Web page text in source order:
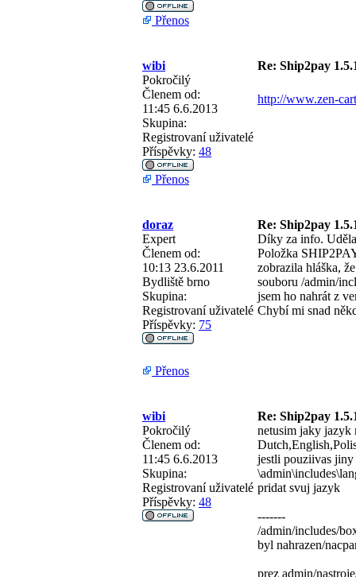
Přenos
wibi
Re: Ship2pay
Pokročilý
Členem od:
11:45 6.6.2013
Skupina:
Registrovaní uživatelé
Příspěvky: 48
http://www.zen-
Přenos
doraz
Re: Ship2pay
Expert
Členem od:
10:13 23.6.2011
Bydliště brno
Skupina:
Registrovaní uživatelé
Příspěvky: 75
Díky za info.
Položka
zobrazila hláška,
souboru /admin/
jsem ho nahrát z
Chybí mi snad
Přenos
wibi
Re: Ship2pay
Pokročilý
Členem od:
11:45 6.6.2013
Skupina:
Registrovaní uživatelé
Příspěvky: 48
netusim jaky jazyk
jestli pouziivas
pridat svuj jazyk
-------
/admin/includes/
byl nahrazen/
prez admin/